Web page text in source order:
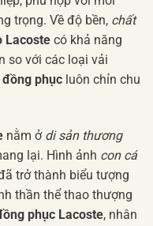
trọng. Về độ bền, chất
Lacoste có khả năng
so với các loại vải
đồng phục luôn chỉn chu
nằm ở di sản thương
lại. Hình ảnh con cá
trở thành biểu tượng
thần thể thao thượng
phục Lacoste, nhân